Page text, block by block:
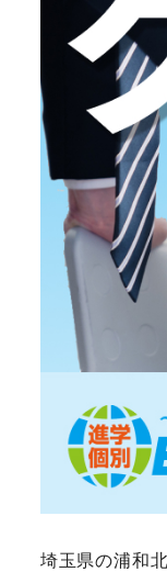
埼玉県の浦和